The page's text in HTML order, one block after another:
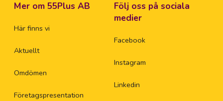
Mer om 55Plus AB
Här finns vi
Aktuellt
Omdömen
Företagspresentation
Följ oss på sociala
medier
Facebook
Instagram
Linkedin